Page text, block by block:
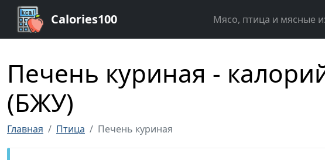
Calories100 Мясо, птица и мясные
Печень куриная -
(БЖУ)
Главная Птица Печень куриная